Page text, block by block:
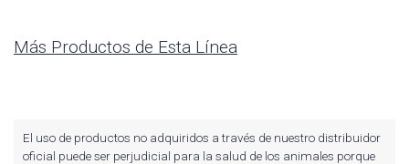
Más Productos de Esta Línea
El uso de productos no adquiridos a través de nuestro distribuidor
oficial puede ser perjudicial para la salud de los animales porque